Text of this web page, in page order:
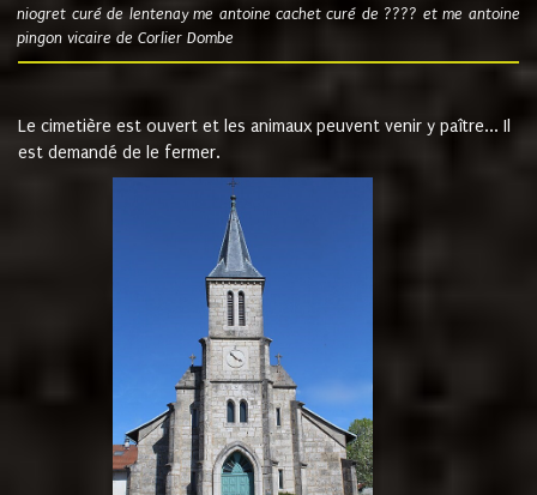
niogret curé de lentenay me antoine cachet curé de ???? et me antoine
pingon vicaire de Corlier Dombe
Le cimetière est ouvert et les animaux peuvent venir y paître... Il
est demandé de le fermer.